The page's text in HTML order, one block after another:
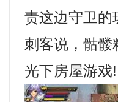
责这边守卫的
刺客说，骷髅
光下房屋游戏!